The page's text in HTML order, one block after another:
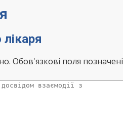
Обов'язкові поля